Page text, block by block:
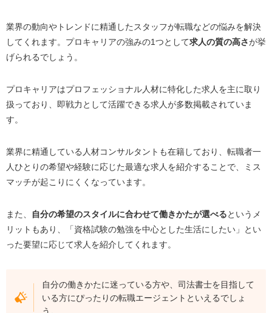
業界の動向やトレンドに精通したスタッフが転職などの悩みを解決
してくれます。プロキャリアの強みの1つとして求人の質の高さが挙
げられるでしょう。
プロキャリアはプロフェッショナル人材に特化した求人を主に取り
扱っており、即戦力として活躍できる求人が多数掲載されていま
す。
業界に精通している人材コンサルタントも在籍しており、転職者一
人ひとりの希望や経験に応じた最適な求人を紹介することで、ミス
マッチが起こりにくくなっています。
また、 自分の希望のスタイルに合わせて働きかたが選べるというメ
リットもあり、「資格試験の勉強を中心とした生活にしたい」とい
った要望に応じて求人を紹介してくれます。
自分の働きかたに迷っている方や、司法書士を目指して
いる方にぴったりの転職エージェントといえるでしょ